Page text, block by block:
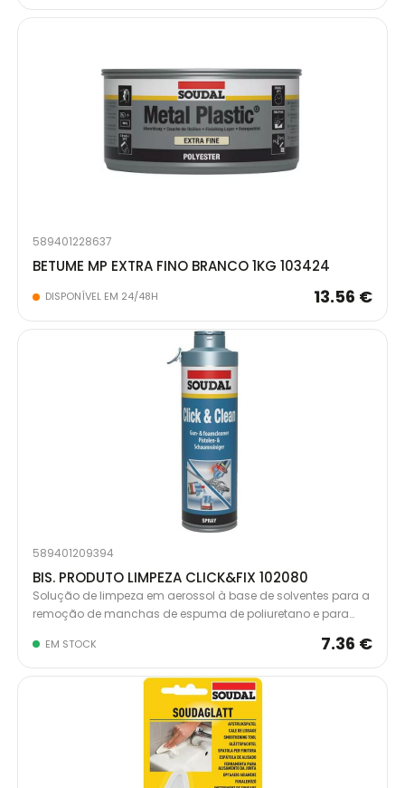
589401228637
BETUME MP EXTRA FINO BRANCO 1KG 103424
DISPONÍVEL EM 24/48H 13.56 €
589401209394
BIS. PRODUTO LIMPEZA CLICK&FIX 102080
Solução de limpeza em aerossol à base de solventes para a
remoção de manchas de espuma de poliuretano e para
latas de 500mL.
EM STOCK 7.36 €